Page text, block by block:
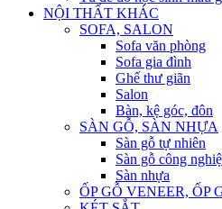
NỘI THẤT KHÁC
SOFA, SALON
Sofa văn phòng
Sofa gia đình
Ghế thư giãn
Salon
Bàn, kệ góc, đôn
SÀN GỖ, SÀN NHỰA
Sàn gỗ tự nhiên
Sàn gỗ công
Sàn nhựa
ỐP GỖ VENEER, ỐP